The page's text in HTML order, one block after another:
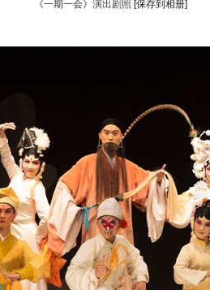
《一期一会》演出剧照 [保存到相册]